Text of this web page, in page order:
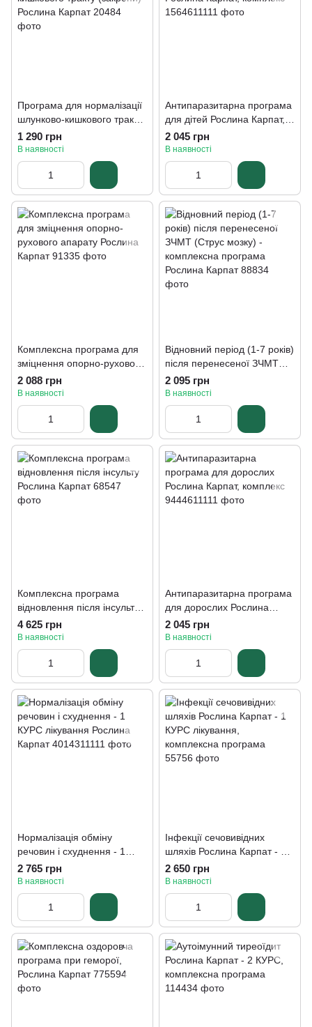
Програма для нормалізації
шлунково-кишкового тракту
(закрепи) Рослина Карпат
1 290 грн
В наявності
Антипаразитарна програма
для дітей Рослина Карпат,
комплекс
2 045 грн
В наявності
Комплексна програма для
зміцнення опорно-рухового
апарату Рослина Карпат
2 088 грн
В наявності
Відновний період (1-7 років)
після перенесеної ЗЧМТ
(Струс мозку) - комплексна
програма Рослина Карпат
2 095 грн
В наявності
Комплексна програма
відновлення після інсульту
Рослина Карпат
4 625 грн
В наявності
Антипаразитарна програма
для дорослих Рослина
Карпат, комплекс
2 045 грн
В наявності
Нормалізація обміну
речовин і схуднення - 1
КУРС лікування Рослина
Карпат
2 765 грн
В наявності
Інфекції сечовивідних
шляхів Рослина Карпат - 1
КУРС лікування,
комплексна програма
2 650 грн
В наявності